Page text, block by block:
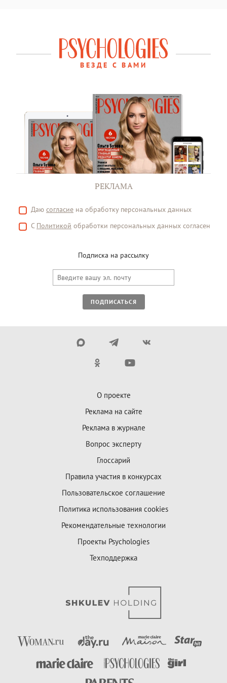
ВЕЗДЕ С ВАМИ
РЕКЛАМА
Даю согласие на обработку персональных данных
С Политикой обработки персональных данных согласен
Подписка на рассылку
ПОДПИСАТЬСЯ
О проекте
Реклама на сайте
Реклама в журнале
Вопрос эксперту
Глоссарий
Правила участия в конкурсах
Пользовательское соглашение
Политика использования cookies
Рекомендательные технологии
Проекты Psychologies
Техподдержка